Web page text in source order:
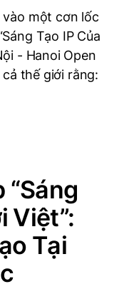
vào một cơn lốc
Tạo IP Của
- Hanoi Open
thế giới rằng:
“Sáng
Việt”:
Tại